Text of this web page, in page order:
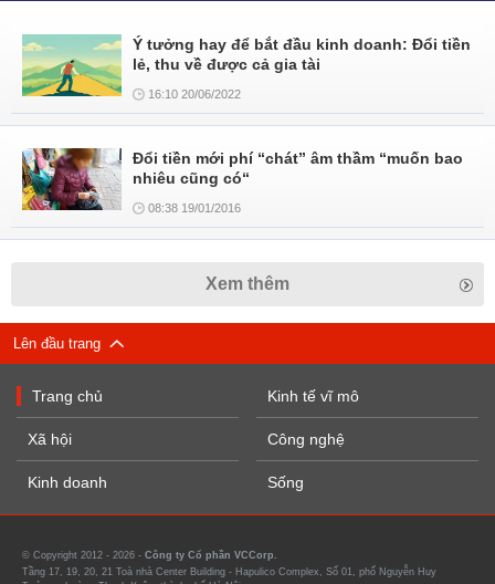
Ý tưởng hay để bắt đầu kinh doanh: Đổi tiền
lẻ, thu về được cả gia tài
16:10 20/06/2022
Đổi tiền mới phí “chát” âm thầm “muốn bao
nhiêu cũng có“
08:38 19/01/2016
Xem thêm
Lên đầu trang
Trang chủ
Xã hội
Kinh doanh
Kinh tế vĩ mô
Công nghệ
Sống
© Copyright 2012 - 2026 - Công ty Cổ phần VCCorp.
Tầng 17, 19, 20, 21 Toà nhà Center Building - Hapulico Complex, Số 01, phố Nguyễn Huy